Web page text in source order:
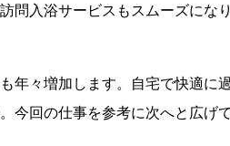
問入浴サービスもスムーズにな
年々増加します。自宅で快適に
今回の仕事を参考に次へと広げて